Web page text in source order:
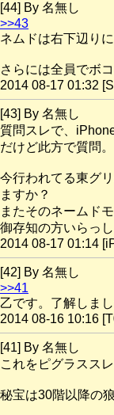
[44] By 名無し
>>43
ネムドは右下辺り
さらには全員でボ
2014 08-17 01:32
[43] By 名無し
質問スレで、
だけど此方で質問。
今行われてる東グ
ますか？
またそのネームド
御存知の方いらっ
2014 08-17 01:14
[42] By 名無し
>>41
乙です。了解しまし
2014 08-16 10:16
[41] By 名無し
これをピグラスス
秘宝は30階以降の